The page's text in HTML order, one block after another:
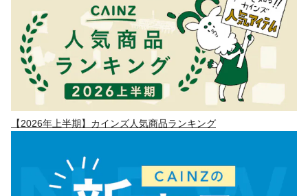
【2026年上半期】カインズ人気商品ランキング